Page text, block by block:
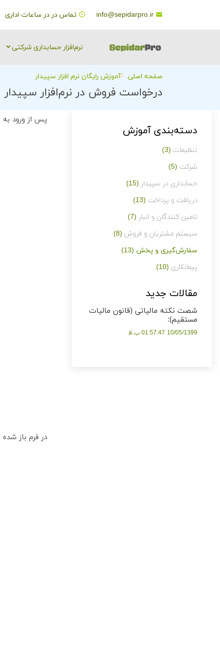
info@sepidarpro.ir تماس در در ساعات اداری
نرم‌افزار حسابداری شرکتی
صفحه اصلی آموزش رایگان نرم افزار سپیدار
درخواست فروش در نرم‌افزار سپیدار
دسته‌بندی آموزش
تنظیمات (3)
شرکت (5)
حسابداری در سپیدار (15)
دریافت و پرداخت (13)
تامین کنندگان و انبار (7)
سیستم مشتریان و فروش (8)
سفارش‌گیری و پخش (13)
پیمانکاری (10)
مقالات جدید
شصت نکته مالیاتی (قانون مالیات
مستقیم):
10/05/1399 01:57:47 ب.ظ
پس از ورود
در فرم باز